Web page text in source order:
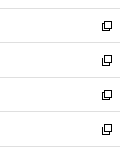
開
く
ウ
で
開
く
ン
ド
ウ
で
開
く
ウ
ィ
ン
ド
ウ
で
開
く
新
し
い
ウ
ィ
ン
ド
ウ
新
し
い
ウ
ィ
ン
新
し
い
ウ
新
し